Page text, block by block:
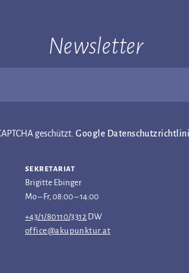
Newsletter
geschützt.Google
sekretariat
Brigitte Ebinger
Mo – Fr, 08:00 – 14:00
+43/1/80110/3312 DW
office@akupunktur.at